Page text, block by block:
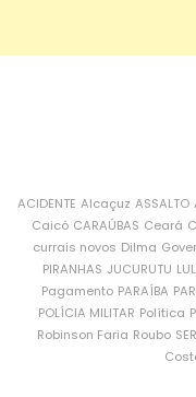
ACIDENTE Alcaçuz ASSALTO
Caicó CARAÚBAS Ceará
currais novos Dilma
PIRANHAS JUCURUTU
Pagamento PARAÍBA
POLÍCIA MILITAR Política
Robinson Faria Roubo